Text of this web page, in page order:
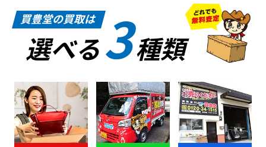
買豊堂の買取は
選べる3種類